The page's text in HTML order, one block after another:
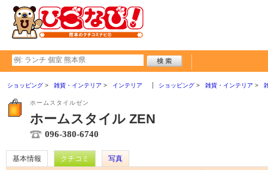
ショッピング 雑貨・インテリア インテリア ショッピング 雑貨・インテリア
ホームスタイルゼン
ホームスタイル ZEN
096-380-6740
基本情報 クチコミ
写真